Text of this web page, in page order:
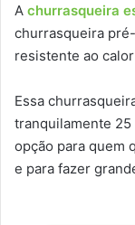
A churrasqueira
churrasqueira
resistente ao
Essa
tranquilamente 25
opção para quem
e para fazer